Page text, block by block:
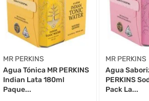
MR PERKINS
Agua Tónica MR PERKINS
Indian Lata 180ml
Paque...
MR PERKINS
Agua
PERKINS
Pack La...